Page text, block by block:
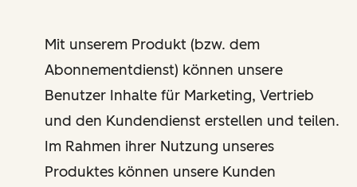
Mit unserem Produkt (bzw. dem
Abonnementdienst) können unsere
Benutzer Inhalte für Marketing, Vertrieb
und den Kundendienst erstellen und teilen.
Im Rahmen ihrer Nutzung unseres
Produktes können unsere Kunden